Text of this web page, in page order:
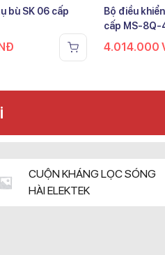
bù SK 06 cấp
Bộ điều
cấp MS-8Q-
4.014.000
CUỘN KHÁNG LỌC SÓNG
HÀI ELEKTEK